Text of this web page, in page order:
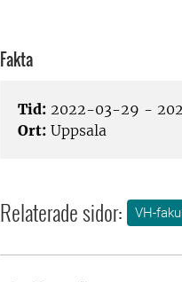
Fakta
Tid: 2022-03-29 -
Ort: Uppsala
Relaterade sidor: VH-